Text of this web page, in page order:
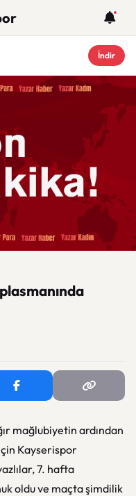
İndir
mağlubiyetin ardından
Kayserispor
7. hafta
oldu ve maçta şimdilik